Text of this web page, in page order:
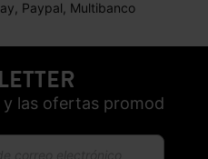
Paypal, Multibanco
y las ofertas promod